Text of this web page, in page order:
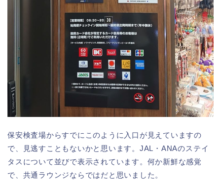
保安検査場からすでにこのように入口が見えていますの
で、見逃すこともないかと思います。JAL・ANAのステイ
タスについて並びで表示されています。何か新鮮な感覚
で、共通ラウンジならではだと思いました。